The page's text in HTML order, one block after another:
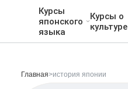
Курсы
японского
языка
Курсы о
культуре
Главная>история японии